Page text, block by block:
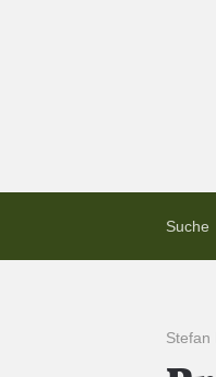
Suche
Stefan